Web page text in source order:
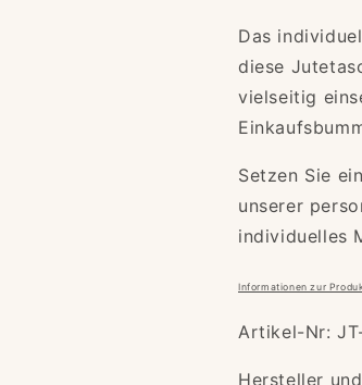
Das
diese
vielseitig
Setzen Sie
unserer
individuelles
Informationen zur
Artikel-Nr:
Hersteller